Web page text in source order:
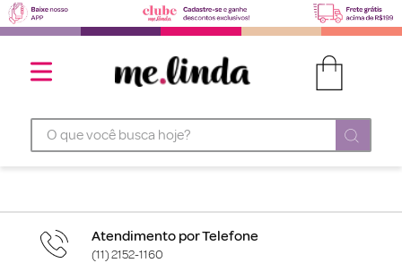
O que você busca hoje?
Atendimento por Telefone
(11) 2152-1160